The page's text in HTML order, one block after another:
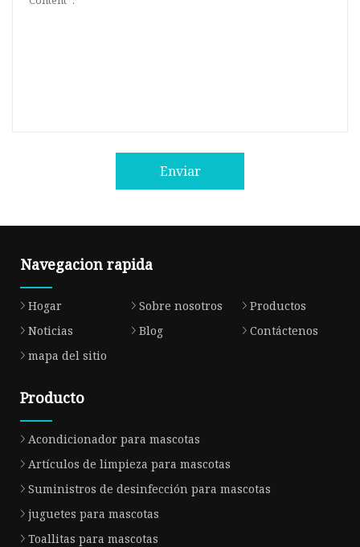
Enviar
Navegacion rapida
Hogar Sobre nosotros
Productos
Noticias
Blog
Contáctenos
mapa del sitio
Producto
Acondicionador para mascotas
Artículos de limpieza para mascotas
Suministros de desinfección para mascotas
juguetes para mascotas
Toallitas para mascotas